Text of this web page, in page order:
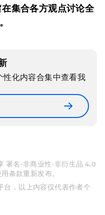
在集合各方观点讨论全
。
性化内容合集中查看我
署名-非商业性-非衍生品 4.0
条款重新发布。
台，以上内容仅代表作者个